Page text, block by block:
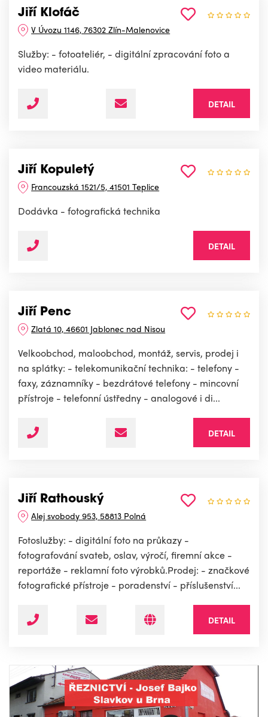
Jiří Klofáč
V Úvozu 1146, 76302 Zlín-Malenovice
Služby: - fotoateliér, - digitální zpracování foto a
video materiálu.
DETAIL
Jiří Kopuletý
Francouzská 1521/5, 41501 Teplice
Dodávka - fotografická technika
DETAIL
Jiří Penc
Zlatá 10, 46601 Jablonec nad Nisou
Velkoobchod, maloobchod, montáž, servis, prodej i
na splátky: - telekomunikační technika: - telefony -
faxy, záznamníky - bezdrátové telefony - mincovní
přístroje - telefonní ústředny - analogové i di...
DETAIL
Jiří Rathouský
Alej svobody 953, 58813 Polná
Fotoslužby: - digitální foto na průkazy -
fotografování svateb, oslav, výročí, firemní akce -
reportáže - reklamní foto výrobků.Prodej: - značkové
fotografické přístroje - poradenství - příslušenství...
DETAIL